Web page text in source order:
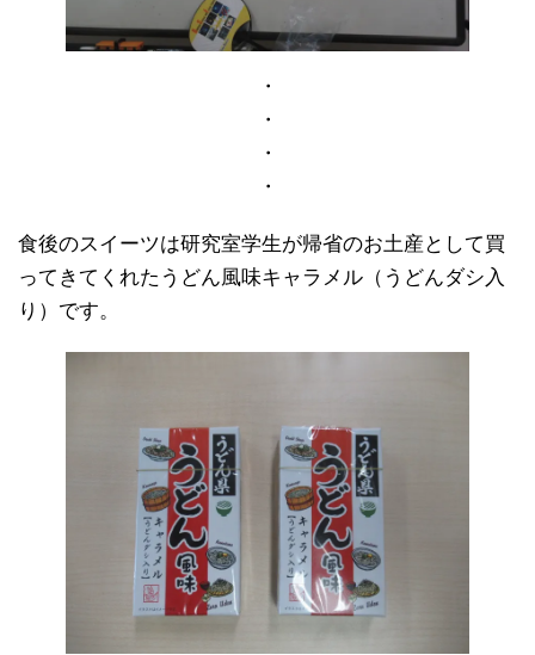
・
・
・
・
食後のスイーツは研究室学生が帰省のお土産として買
ってきてくれたうどん風味キャラメル（うどんダシ入
り）です。